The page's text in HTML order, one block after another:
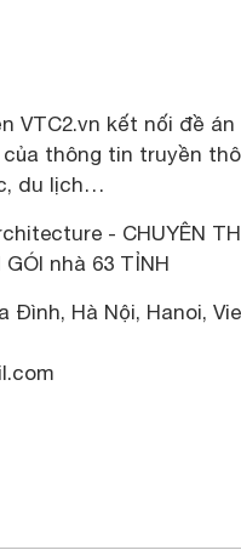
VTC2.vn kết nối đề án
của thông tin truyền
du lịch…
- CHUYÊN
nhà 63 TỈNH
Đình, Hà Nội, Hanoi,